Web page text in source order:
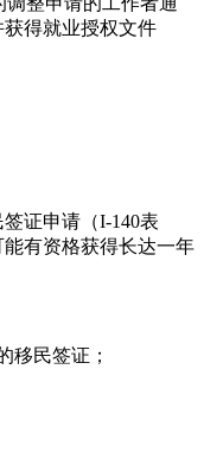
得就业授权文件
证申请（I-140表
有资格获得长达一年
移民签证；